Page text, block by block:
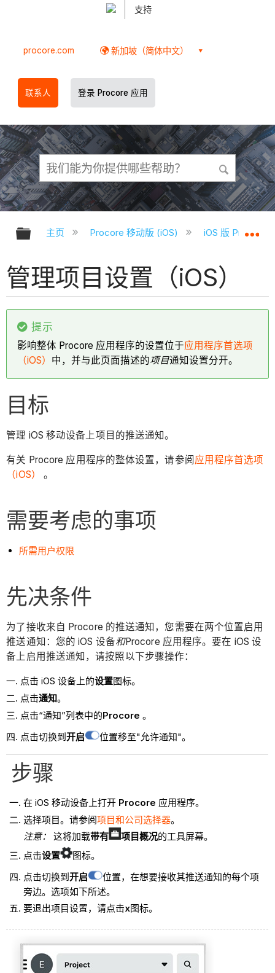
支持
procore.com 新加坡（简体中文）
联系人 登录 Procore 应用
扩展/隐缩全局层次
主页 Procore 移动版 (iOS) iOS 版 Procore
管理项目设置（iOS）
提示
影响整体 Procore 应用程序的设置位于应用程序首选项
（iOS） 中，并与此页面描述的项目通知设置分开。
目标
管理 iOS 移动设备上项目的推送通知。
有关 Procore 应用程序的整体设置，请参阅 应用程序首选项
（iOS）
。
需要考虑的事项
所需用户权限
先决条件
为了接收来自 Procore 的推送通知，您需要在两个位置启用
推送通知：您的 iOS 设备和Procore 应用程序。要在 iOS 设
备上启用推送通知，请按照以下步骤操作：
点击 iOS 设备上的设置图标。
点击通知。
点击“通知”列表中的Procore 。
点击切换到开启 位置移至"允许通知"。
步骤
在 iOS 移动设备上打开 Procore 应用程序。
选择项目。请参阅项目和公司选择器。
注意： 这将加载带有 项目概况的工具屏幕。
点击设置
图标。
点击切换到开启
位置，在想要接收其推送通知的每个项
旁边。选项如下所述。
要退出项目设置，请点击x图标。